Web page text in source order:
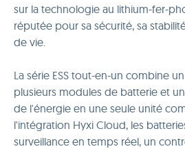
sur la technologie au lithium-fer-
réputée pour sa sécurité, sa
de vie.
La série ESS tout-en-un combine
plusieurs modules de batterie et
de l'énergie en une seule unité
l'intégration Hyxi Cloud, les
surveillance en temps réel, un